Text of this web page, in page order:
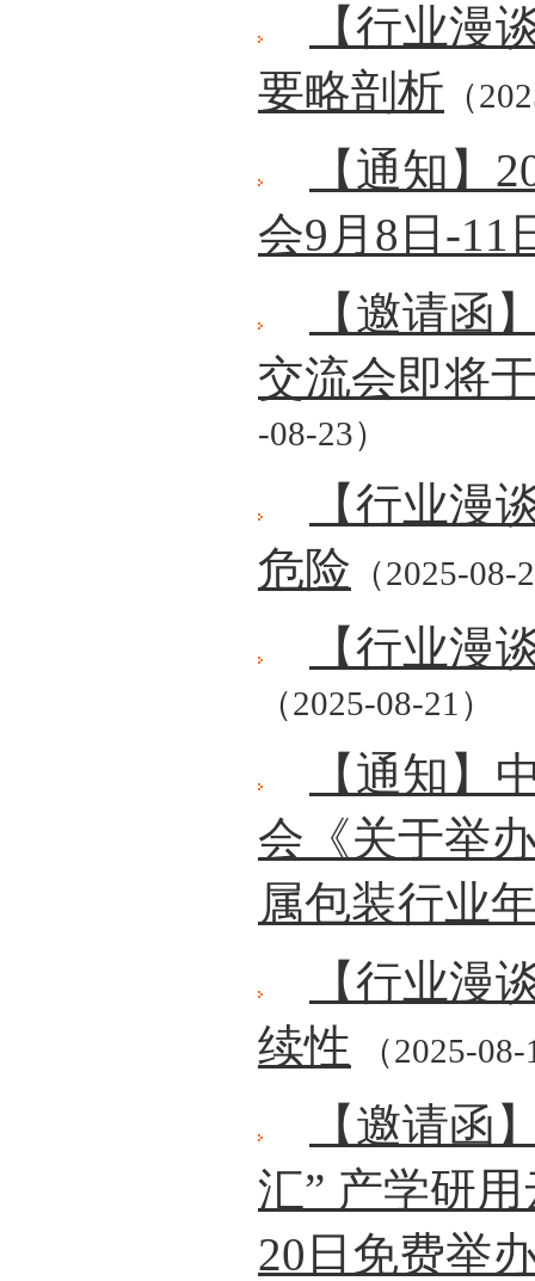
【行业漫
要略剖析 （
【通知】
会9月8日-11
【邀请函
交流会即将
-08-23）
【行业漫
危险 （2025-08-
【行业漫
（2025-08-21）
【通知】
会《关于举
属包装行业
【行业漫
续性 （2025-
【邀请函
汇” 产学研
20日免费举